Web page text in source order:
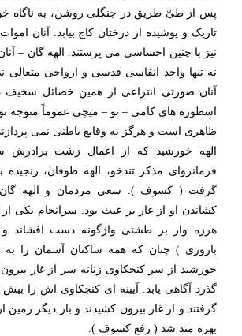
پس از طیّ طریق در جنگلی روشن، به ناگاه
تاریک و پوشیده از درختان کاج بیابد. آنان
نیز با چنین احساسی می پرستند. الهه گان –
نه تنها واجد انفاسی قدسی و ارواحی متعالی
آنان صورتی انتزاعی از همین خصائل سخیف
اسطوره های کامی – نو – میچی عموماً متوجه
ظاهری است و هرگز به وقایع باطنی نمی
الهه خورشید که از اعمال زشت برادرش
فرمانروای مذکر تندخو، الهه طوفان،
گرفت ( کسوف ). سعی مردمان و الهه گان
کشاندن او از غار بر عبث بود. سرانجام یکی از
هرزه وار بر طشتی واژگونه دست افشاند
باروری ) چنان که همه ساکنان آسمان را به
خورشید از سر کنجکاوی زنانه سر از غار
گذرد آگاهی یابد. آیینه ای کنجکاوی اش را بیش
گرفتند و از غار بیرون کشیدند و بار دیگر
بهره مند شد ( رفع کسوف ).